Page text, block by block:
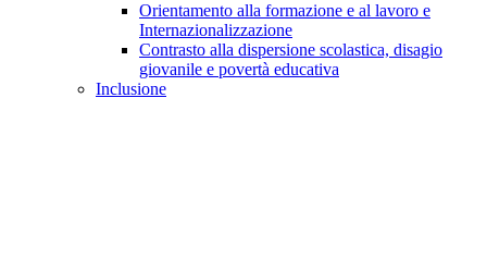
Orientamento alla formazione e al lavoro e
Internazionalizzazione
Contrasto alla dispersione scolastica, disagio
giovanile e povertà educativa
Inclusione